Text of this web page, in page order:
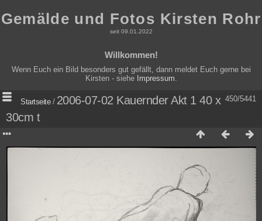
Gemälde und Fotos Kirsten Rohr
seit 09.01.2022
Willkommen!
Wenn Euch ein Bild besonders gut gefällt, dann meldet Euch gerne bei
Kirsten - siehe Impressum
450/5441
Startseite/ 2006-07-02 Kauernder Akt 1 40 x
30cm t